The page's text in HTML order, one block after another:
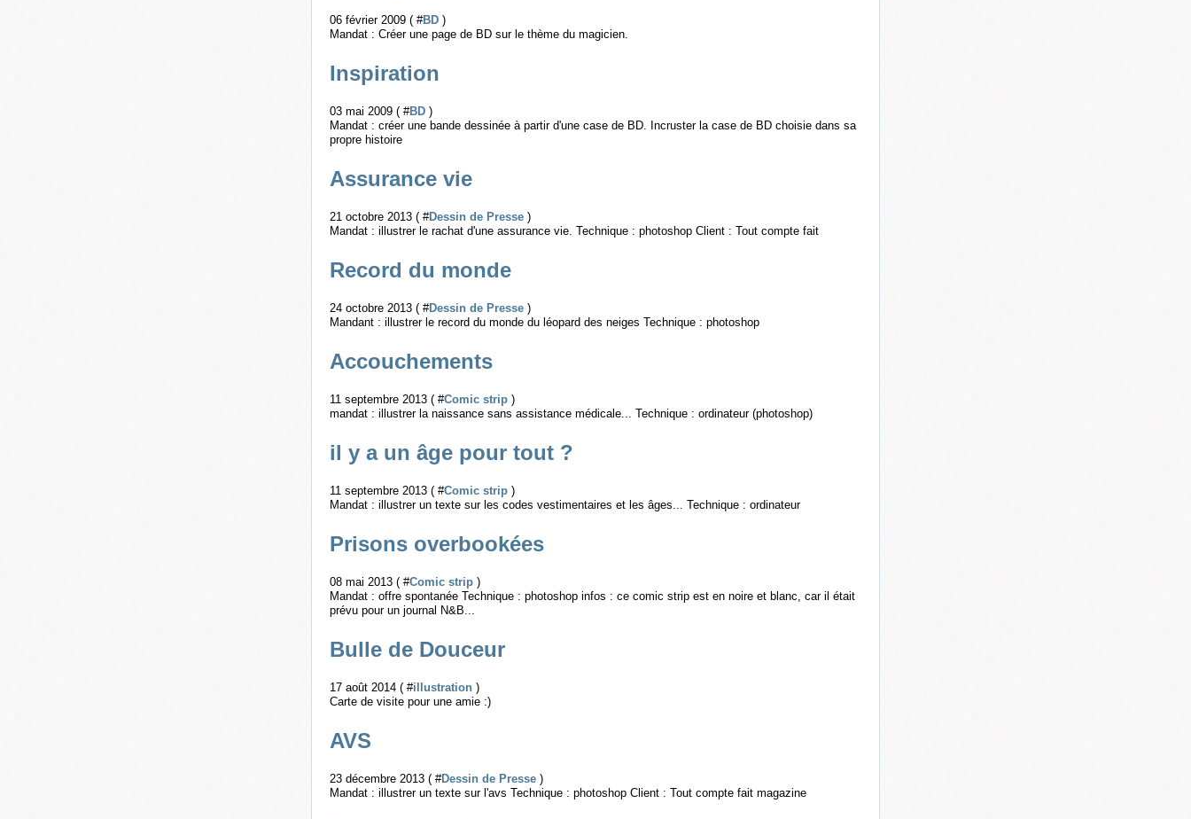
06 février 2009 ( #BD )
Mandat : Créer une page de BD sur le thème du magicien.
Inspiration
03 mai 2009 ( #BD )
Mandat : créer une bande dessinée à partir d'une case de BD. Incruster la case de BD choisie dans sa
propre histoire
Assurance vie
21 octobre 2013 ( #Dessin de Presse )
Mandat : illustrer le rachat d'une assurance vie. Technique : photoshop Client : Tout compte fait
Record du monde
24 octobre 2013 ( #Dessin de Presse )
Mandant : illustrer le record du monde du léopard des neiges Technique : photoshop
Accouchements
11 septembre 2013 ( #Comic strip )
mandat : illustrer la naissance sans assistance médicale... Technique : ordinateur (photoshop)
il y a un âge pour tout ?
11 septembre 2013 ( #Comic strip )
Mandat : illustrer un texte sur les codes vestimentaires et les âges... Technique : ordinateur
Prisons overbookées
08 mai 2013 ( #Comic strip )
Mandat : offre spontanée Technique : photoshop infos : ce comic strip est en noire et blanc, car il était
prévu pour un journal N&B...
Bulle de Douceur
17 août 2014 ( #illustration )
Carte de visite pour une amie :)
AVS
23 décembre 2013 ( #Dessin de Presse )
Mandat : illustrer un texte sur l'avs Technique : photoshop Client : Tout compte fait magazine